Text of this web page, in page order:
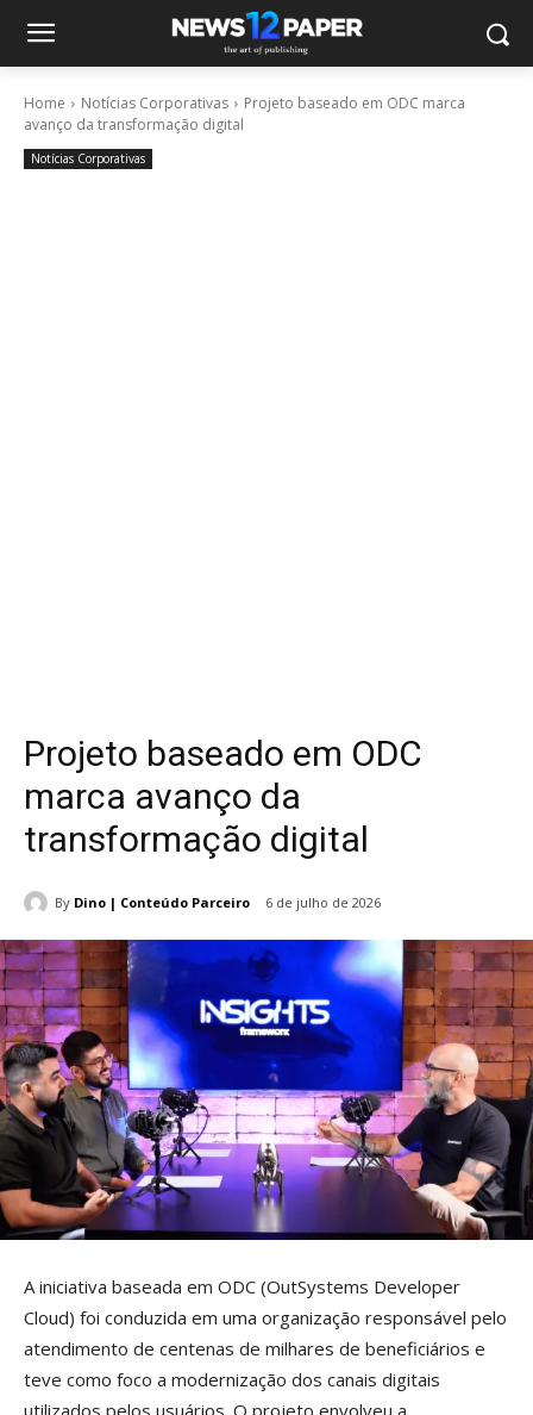
Home Notícias Corporativas
Projeto baseado em ODC marca
avanço da transformação digital
Notícias Corporativas
Projeto baseado em ODC
marca avanço da
transformação digital
By Dino | Conteúdo Parceiro 6 de julho de 2026
A iniciativa baseada em ODC (OutSystems Developer
Cloud) foi conduzida em uma organização responsável pelo
atendimento de centenas de milhares de beneficiários e
teve como foco a modernização dos canais digitais